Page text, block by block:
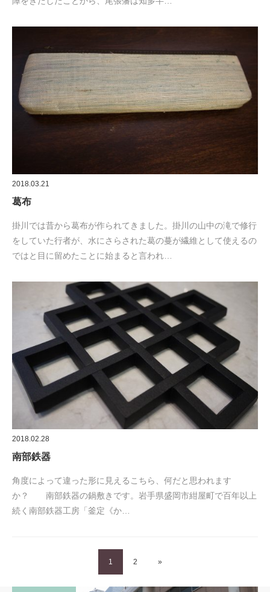
2018.03.21
葛布
掛川では昔から葛布が作られてきました。掛川の山中の滝で修行
をしていた行者が、水にさらされた葛の蔓が繊維として使えるの
ではと目に留めたことに始まると言われ…
2018.02.28
南部鉄器
角度によって違った形に見えるこちら、何だと思われます
か？ 南部鉄器の鍋敷きです。岩手県盛岡市紺屋町で百年以上
続く南部鉄器工房「釜定《か…
1 2 »